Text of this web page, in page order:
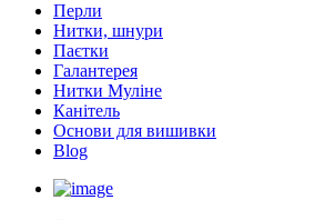
Перли
Нитки, шнури
Паєтки
Галантерея
Нитки Муліне
Канітель
Основи для вишивки
Blog